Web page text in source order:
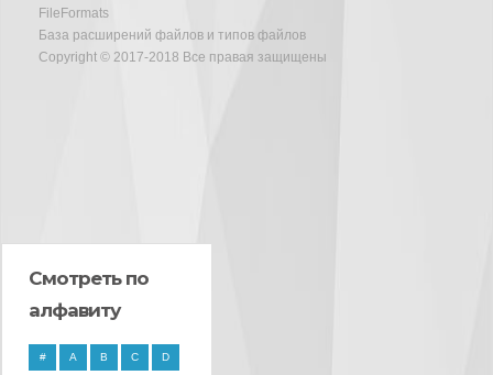
FileFormats
База расширений файлов и типов файлов
Copyright © 2017-2018 Все правая защищены
Смотреть по
алфавиту
# A B C D